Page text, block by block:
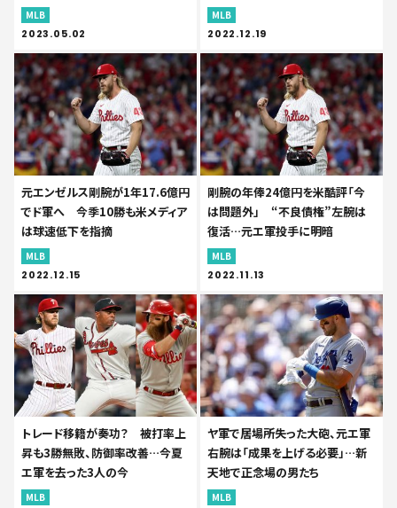
MLB
2023.05.02
MLB
2022.12.19
元エンゼルス剛腕が1年17.6億円
でド軍へ 今季10勝も米メディア
は球速低下を指摘
MLB
2022.12.15
剛腕の年俸24億円を米酷評「今
は問題外」 “不良債権”左腕は
復活…元エ軍投手に明暗
MLB
2022.11.13
トレード移籍が奏功？ 被打率上
昇も3勝無敗、防御率改善…今夏
エ軍を去った3人の今
MLB
ヤ軍で居場所失った大砲、元エ軍
右腕は「成果を上げる必要」…新
天地で正念場の男たち
MLB